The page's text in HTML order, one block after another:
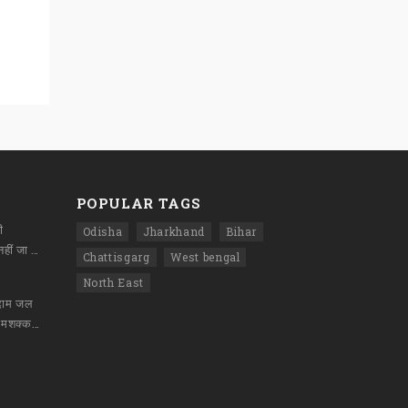
जल
POPULAR TAGS
Odisha Jharkhand
Bihar
Chattisgarg
West bengal
North East